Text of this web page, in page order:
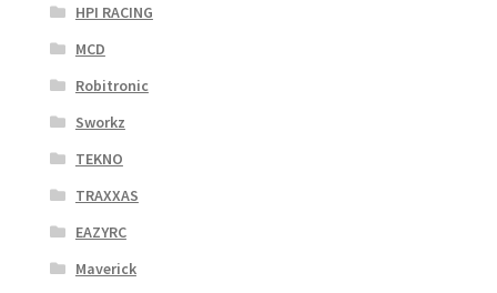
HPI RACING
MCD
Robitronic
Sworkz
TEKNO
TRAXXAS
EAZYRC
Maverick